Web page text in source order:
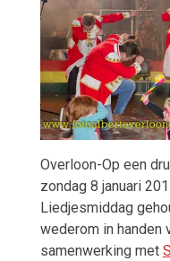
Overloon-Op een
zondag 8 januari
Liedjesmiddag
wederom in handen
samenwerking met